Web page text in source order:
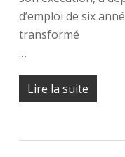
d’emploi de six
transformé
…
Lire la suite